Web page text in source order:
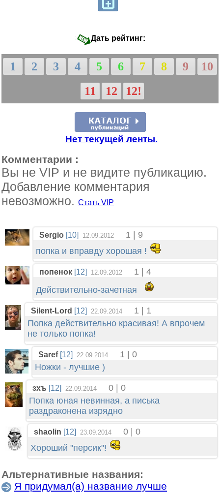
Дать рейтинг:
1 2 3 4 5 6 7 8 9
10
11
12 12!
Нет текущей ленты.
Комментарии :
Вы не VIP и не видите публикацию.
Добавление комментария
невозможно. Стать VIP
Sergio [10] 12.09.2012
1 | 9
попка и вправду хорошая !
попенок [12] 12.09.2012
1 | 4
Действительно-зачетная
Silent-Lord [12] 22.09.2014
1 | 1
Попка действительно красивая! А впрочем
не только попка!
Saref[12] 22.09.2014
1 | 0
Ножки - лучшие )
зхъ [12] 22.09.2014
0 | 0
Попка юная невинная, а писька
раздраконена изрядно
shaolin [12] 23.09.2014
0 | 0
Хороший "персик"!
Альтернативные названия:
Я придумал(а) название лучше